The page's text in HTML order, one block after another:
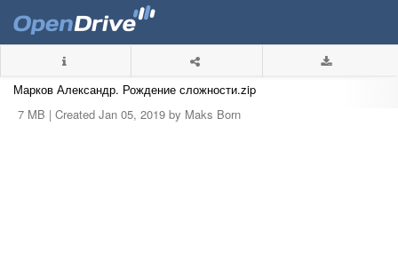
Марков Александр. Рождение сложности.zip
7 MB | Created Jan 05, 2019 by Maks Born